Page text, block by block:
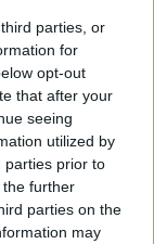
parties, or
for
opt-out
that after your
seeing
utilized by
parties prior to
further
parties on the
may